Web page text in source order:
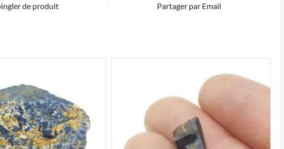
de produit Partager par Email